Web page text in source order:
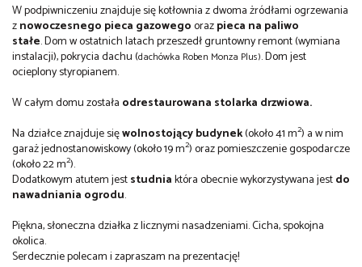
W podpiwniczeniu znajduje się kotłownia z dwoma żródłami ogrzewania
znowoczesnego pieca gazowegoorazpieca na paliwo
stałe. Dom w ostatnich latach przeszedł gruntowny remont (wymiana
instalacji), pokrycia dachu (dachówka Roben Monza Plus). Dom jest
ocieplony styropianem.
W całym domu została odrestaurowana stolarka drzwiowa.
Na działce znajduje sięwolnostojący budynek(około 41 m2) a w nim
garaż jednostanowiskowy (około 19 m2) oraz pomieszczenie gospodarcze
(około 22 m2).
Dodatkowym atutem jeststudniaktóra obecnie wykorzystywana jestdo
nawadniania ogrodu.
Piękna, słoneczna działka z licznymi nasadzeniami. Cicha, spokojna
okolica.
Serdecznie polecam i zapraszam na prezentację!